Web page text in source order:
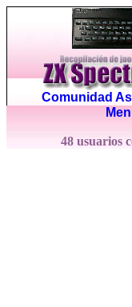
Comunidad
48 usuarios